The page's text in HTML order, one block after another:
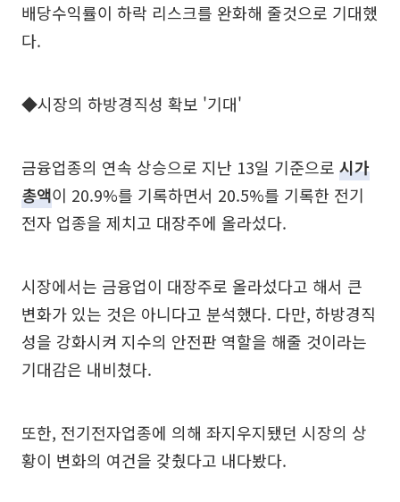
배당수익률이 하락 리스크를 완화해 줄것으로 기대했
다.
◆시장의 하방경직성 확보 '기대'
금융업종의 연속 상승으로 지난 13일 기준으로 시가
총액이 20.9%를 기록하면서 20.5%를 기록한 전기
전자 업종을 제치고 대장주에 올라섰다.
시장에서는 금융업이 대장주로 올라섰다고 해서 큰
변화가 있는 것은 아니다고 분석했다. 다만, 하방경직
성을 강화시켜 지수의 안전판 역할을 해줄 것이라는
기대감은 내비쳤다.
또한, 전기전자업종에 의해 좌지우지됐던 시장의 상
황이 변화의 여건을 갖췄다고 내다봤다.